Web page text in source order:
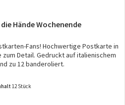
Hände Wochenende
Fans! Hochwertige Postkarte in
Detail. Gedruckt auf italienischem
zu 12 banderoliert.
12 Stück